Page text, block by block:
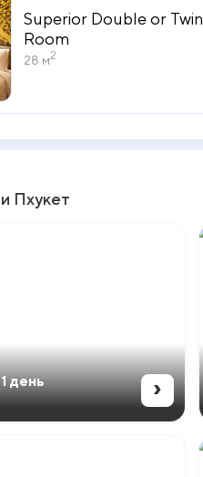
Superior Double or Twin
Room
28 м2
Пхукет
день ›